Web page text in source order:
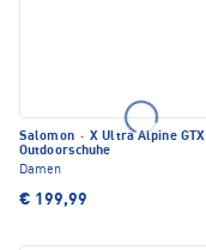
Salomon · X Ultra Alpine GTX
Outdoorschuhe
Damen
€ 199,99